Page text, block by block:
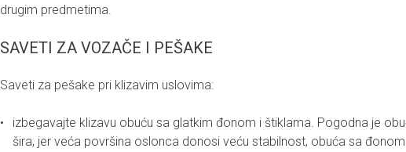
drugim predmetima.
SAVETI ZA VOZAČE I PEŠAKE
Saveti za pešake pri klizavim uslovima:
izbegavajte klizavu obuću sa glatkim đonom i štiklama. Pogodna je
šira, jer veća površina oslonca donosi veću stabilnost, obuća sa